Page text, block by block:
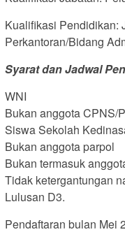
Kualifikasi Pendidikan:
Perkantoran/Bidang
Syarat dan Jadwal
WNI
Bukan anggota CPNS/
Siswa Sekolah
Bukan anggota parpol
Bukan termasuk
Tidak ketergantungan
Lulusan D3.
Pendaftaran bulan Mei